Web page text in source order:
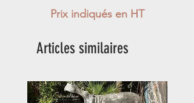
Prix indiqués en HT
Articles similaires